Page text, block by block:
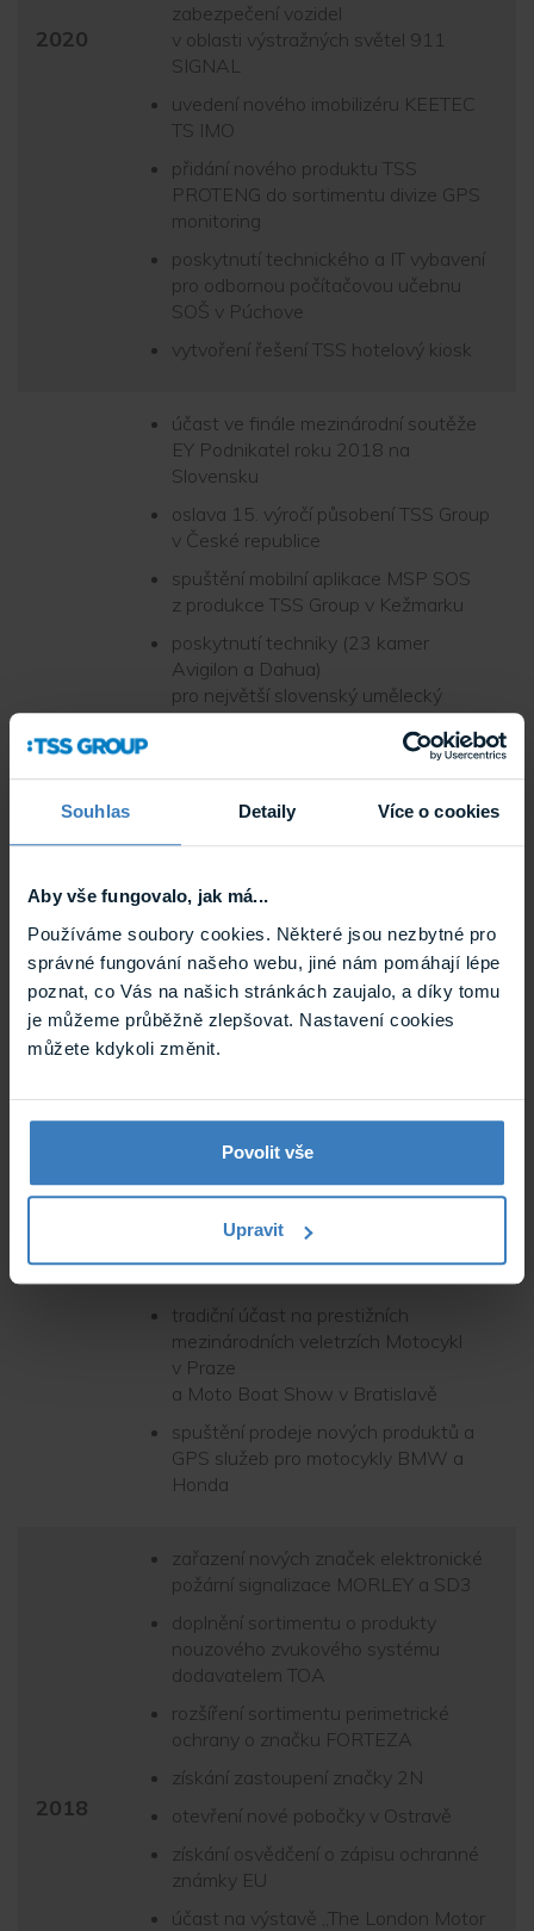
Souhlas Detaily Více o cookies
Aby vše fungovalo, jak má...
Používáme soubory cookies. Některé jsou nezbytné pro
správné fungování našeho webu, jiné nám pomáhají lépe
poznat, co Vás na našich stránkách zaujalo, a díky tomu
je můžeme průběžně zlepšovat. Nastavení cookies
můžete kdykoli změnit.
Povolit vše
Upravit
2020
zabezpečení vozidel
v oblasti výstražných světel 911
SIGNAL
uvedení nového imobilizéru KEETEC
TS IMO
přidání nového produktu TSS
PROTENG do sortimentu divize GPS
monitoring
poskytnutí technického a IT vybavení
pro odbornou počítačovou učebnu
SOŠ v Púchove
vytvoření řešení TSS hotelový kiosk
2019
účast ve finále mezinárodní soutěže
EY Podnikatel roku 2018 na
Slovensku
oslava 15. výročí působení TSS Group
v České republice
spuštění mobilní aplikace MSP SOS
z produkce TSS Group v Kežmarku
poskytnutí techniky (23 kamer
Avigilon a Dahua)
pro největší slovenský umělecký
festival Pohoda
návrh a spuštění prvního off-grid
solárního systému
zajištění dočasného kamerového
systému
sboru v Bratislavě
instalace kamerového systému na
Národním fotbalovém stadionu v
Bratislavě
zabezpečení prostor nově
zrekonstruovaného Národního muzea
účast na mezinárodní výstavě
SelectaDNA
tradiční účast na prestižních
mezinárodních veletrzích Motocykl
v Praze
a Moto Boat Show v Bratislavě
spuštění prodeje nových produktů a
GPS služeb pro motocykly BMW a
Honda
2018
zařazení nových značek elektronické
požární signalizace MORLEY a SD3
doplnění sortimentu o produkty
nouzového zvukového systému
dodavatelem TOA
rozšíření sortimentu perimetrické
ochrany o značku FORTEZA
získání zastoupení značky 2N
otevření nové pobočky v Ostravě
získání osvědčení o zápisu ochranné
známky EU
účast na výstavě ,,The London Motor